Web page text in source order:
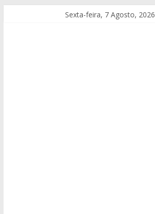
Sexta-feira, 7 Agosto, 2026